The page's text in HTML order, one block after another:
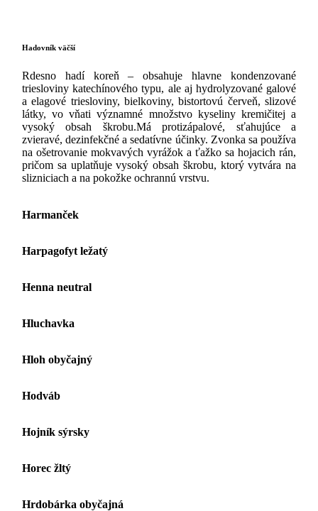
Hadovník väčší
Rdesno hadí koreň – obsahuje hlavne kondenzované
triesloviny katechínového typu, ale aj hydrolyzované galové
a elagové triesloviny, bielkoviny, bistortovú červeň, slizové
látky, vo vňati významné množstvo kyseliny kremičitej a
vysoký obsah škrobu.Má protizápalové, sťahujúce a
zvieravé, dezinfekčné a sedatívne účinky. Zvonka sa používa
na ošetrovanie mokvavých vyrážok a ťažko sa hojacich rán,
pričom sa uplatňuje vysoký obsah škrobu, ktorý vytvára na
slizniciach a na pokožke ochrannú vrstvu.
Harmanček
Harpagofyt ležatý
Henna neutral
Hluchavka
Hloh obyčajný
Hodváb
Hojník sýrsky
Horec žltý
Hrdobárka obyčajná